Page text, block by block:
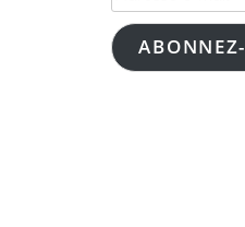
e-
mail